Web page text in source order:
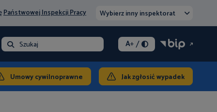
Państwowej Inspekcji Pracy Wybierz inny inspektorat
Szukaj A+/
Umowy cywilnoprawne Jak zgłosić wypadek